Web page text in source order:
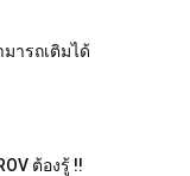
มารถเติมได้
ต้องรู้ !!